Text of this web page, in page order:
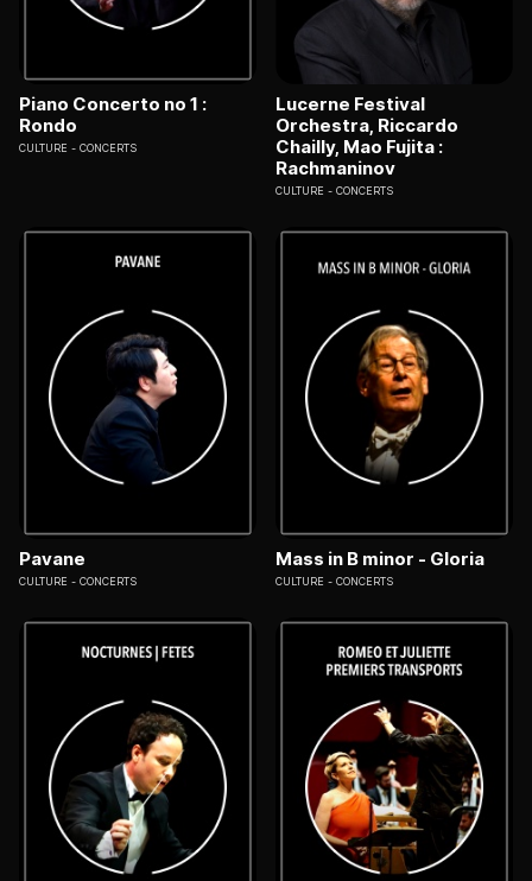
Piano Concerto no 1 :
Rondo
CULTURE CONCERTS
Lucerne Festival
Orchestra, Riccardo
Chailly, Mao Fujita :
Rachmaninov
CULTURE CONCERTS
Pavane
CULTURE CONCERTS
Mass in B minor - Gloria
CULTURE CONCERTS